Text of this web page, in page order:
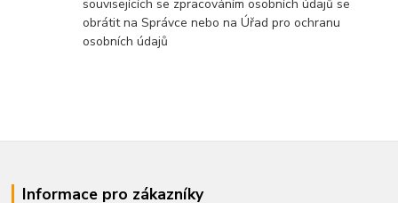
souvisejících se zpracováním osobních údajů se
obrátit na Správce nebo na Úřad pro ochranu
osobních údajů
Informace pro zákazníky